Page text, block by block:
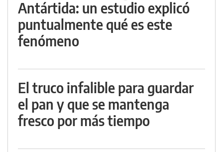
Antártida: un estudio explicó
puntualmente qué es este
fenómeno
El truco infalible para guardar
el pan y que se mantenga
fresco por más tiempo